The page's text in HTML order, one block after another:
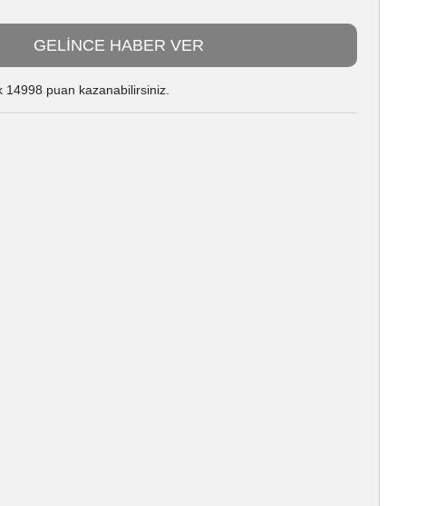
GELİNCE HABER VER
14998 puan kazanabilirsiniz.